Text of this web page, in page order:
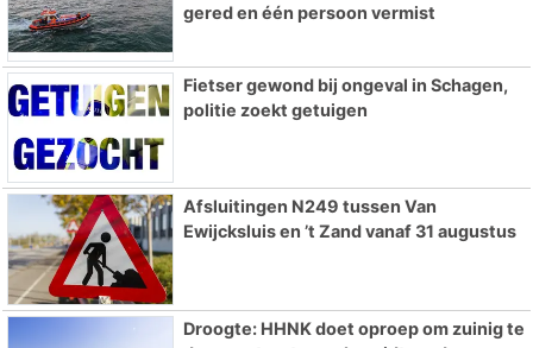
gered en één persoon vermist
Fietser gewond bij ongeval in Schagen,
politie zoekt getuigen
Afsluitingen N249 tussen Van
Ewijcksluis en ’t Zand vanaf 31 augustus
Droogte: HHNK doet oproep om zuinig te